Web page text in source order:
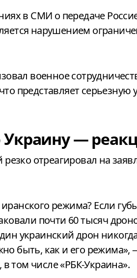
в СМИ о передаче
нарушением
военное
представляет серьезную
Украину —
отреагировал на
режима? Если
почти 60 тысяч
украинский дрон
быть, как и его режима»,
том числе «РБК-Украина».